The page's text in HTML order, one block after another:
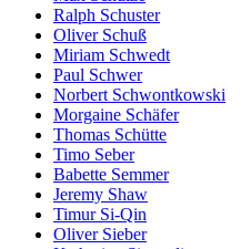
Ralph Schuster
Oliver Schuß
Miriam Schwedt
Paul Schwer
Norbert Schwontkowski
Morgaine Schäfer
Thomas Schütte
Timo Seber
Babette Semmer
Jeremy Shaw
Timur Si-Qin
Oliver Sieber